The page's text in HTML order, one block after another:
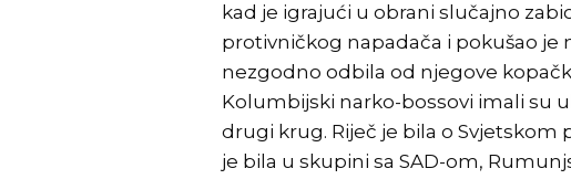
kad je igrajući u obrani slučajno
protivničkog napadača i pokušao
nezgodno odbila od njegove
Kolumbijski narko-bossovi imali su
drugi krug. Riječ je bila o Svjetskom
je bila u skupini sa SAD-om,